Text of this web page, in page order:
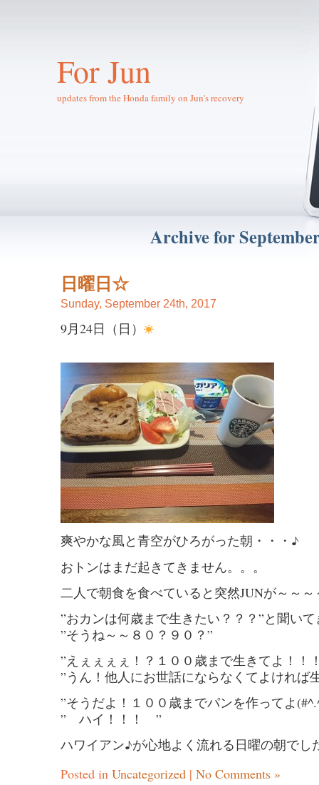
For Jun
updates from the Honda family on Jun's recovery
Archive for
日曜日☆
Sunday, September 24th, 2017
9月24日（日）
爽やかな風と青空がひろがった朝・・・♪
おトンはまだ起きてきません。。。
二人で朝食を食べていると突然JUNが～～～
”おカンは何歳まで生きたい？？？”と聞い
”そうね～～８０？９０？”
”えぇぇぇぇ！？１００歳まで生きてよ！！
”うん！他人にお世話にならなくてよければ
”そうだよ！１００歳までパンを作ってよ
” ハイ！！！ ”
ハワイアン♪が心地よく流れる日曜の朝でし
Posted in Uncategorized| No Comments »